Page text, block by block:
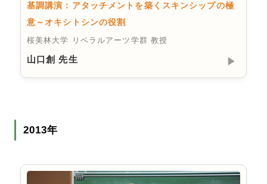
基調講演：アタッチメントを築くスキンシップの極
意～オキシトシンの役割
桜美林大学 リベラルアーツ学群 教授
山口創 先生 ▶︎
2013年